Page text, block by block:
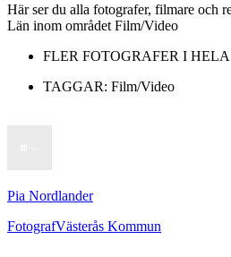
Här ser du alla fotografer, filmare och
Län inom området Film/Video
FLER FOTOGRAFER I HELA
TAGGAR: Film/Video
Pia Nordlander
FotografVästerås Kommun